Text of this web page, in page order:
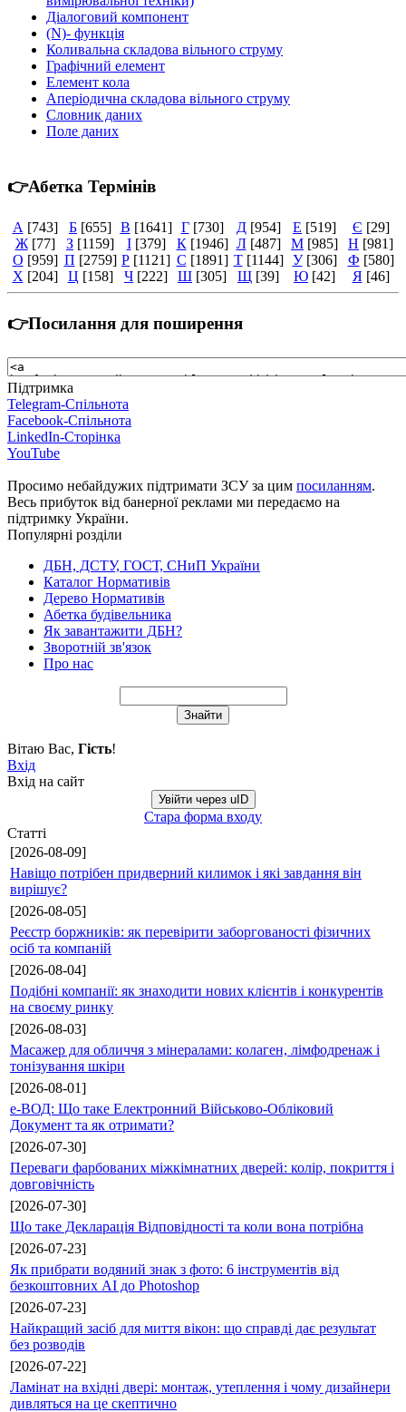
Діалоговий компонент
(N)- функція
Коливальна складова вільного струму
Графічний елемент
Елемент кола
Аперіодична складова вільного струму
Словник даних
Поле даних
👉Абетка Термінів
А [743] Б [655] В [1641] Г [730] Д [954] Е [519] Є [29]
Ж [77] З [1159] І [379] К [1946] Л [487] М [985] Н [981]
О [959] П [2759] Р [1121] С [1891] Т [1144] У [306] Ф [580]
Х [204] Ц [158] Ч [222] Ш [305] Щ [39] Ю [42] Я [46]
👉Посилання для поширення
Підтримка
Telegram-Спільнота
Facebook-Спільнота
LinkedIn-Сторінка
YouTube
Просимо небайдужих підтримати ЗСУ за цим посиланням.
Весь прибуток від банерної реклами ми передаємо на
підтримку України.
Популярні розділи
ДБН, ДСТУ, ГОСТ, СНиП України
Каталог Нормативів
Дерево Нормативів
Абетка будівельника
Як завантажити ДБН?
Зворотній зв'язок
Про нас
Вітаю Вас, Гість!
Вхід
Вхід на сайт
Увійти через uID
Стара форма входу
Статті
[2026-08-09]
Навіщо потрібен придверний килимок і які завдання він
вирішує?
[2026-08-05]
Реєстр боржників: як перевірити заборгованості фізичних
осіб та компаній
[2026-08-04]
Подібні компанії: як знаходити нових клієнтів і конкурентів
на своєму ринку
[2026-08-03]
Масажер для обличчя з мінералами: колаген, лімфодренаж і
тонізування шкіри
[2026-08-01]
е-ВОД: Що таке Електронний Військово-Обліковий
Документ та як отримати?
[2026-07-30]
Переваги фарбованих міжкімнатних дверей: колір, покриття і
довговічність
[2026-07-30]
Що таке Декларація Відповідності та коли вона потрібна
[2026-07-23]
Як прибрати водяний знак з фото: 6 інструментів від
безкоштовних AI до Photoshop
[2026-07-23]
Найкращий засіб для миття вікон: що справді дає результат
без розводів
[2026-07-22]
Ламінат на вхідні двері: монтаж, утеплення і чому дизайнери
дивляться на це скептично